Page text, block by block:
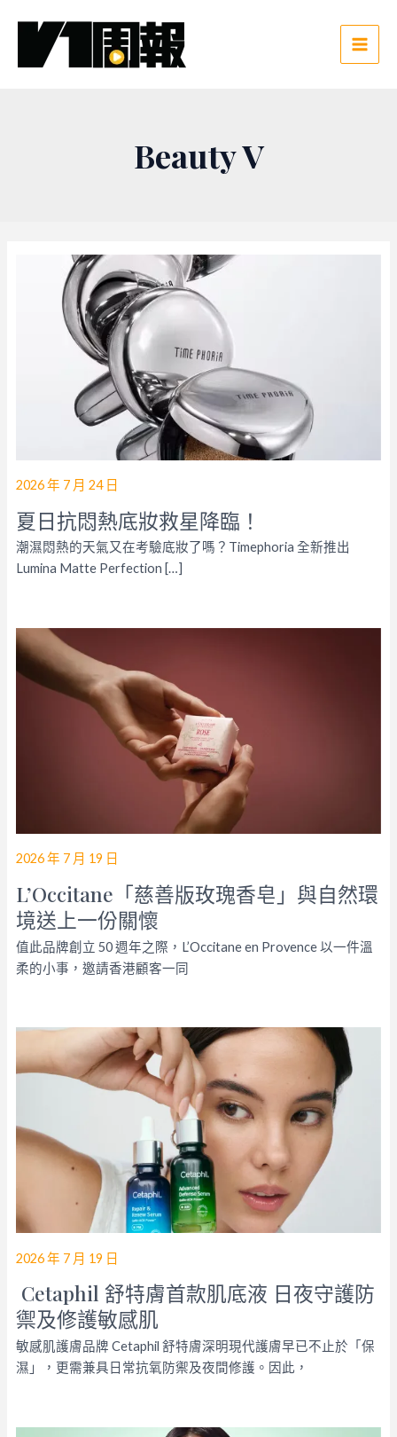
Main
Beauty V
2026 年 7 月 24 日
夏日抗悶熱底妝救星降臨！
潮濕悶熱的天氣又在考驗底妝了嗎？Timephoria 全新推出
Lumina Matte Perfection […]
2026 年 7 月 19 日
L’Occitane「慈善版玫瑰香皂」與自然環
境送上一份關懷
值此品牌創立 50 週年之際，L’Occitane en Provence 以一件溫
柔的小事，邀請香港顧客一同
2026 年 7 月 19 日
Cetaphil 舒特膚首款肌底液 日夜守護防
禦及修護敏感肌
敏感肌護膚品牌 Cetaphil 舒特膚深明現代護膚早已不止於「保
濕」，更需兼具日常抗氧防禦及夜間修護。因此，